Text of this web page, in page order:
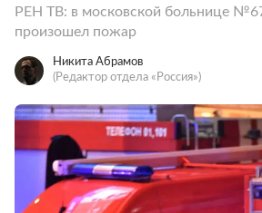
РЕН ТВ: в московской больнице
произошел пожар
Никита Абрамов
(Редактор отдела «Россия»)